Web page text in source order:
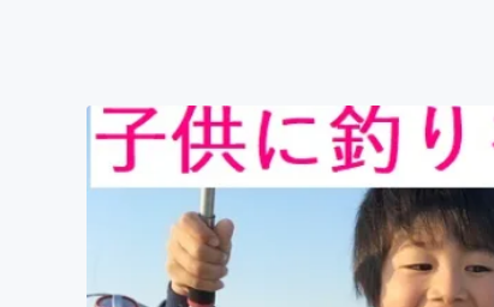
アート・写真
テクノロジー・ガジェット